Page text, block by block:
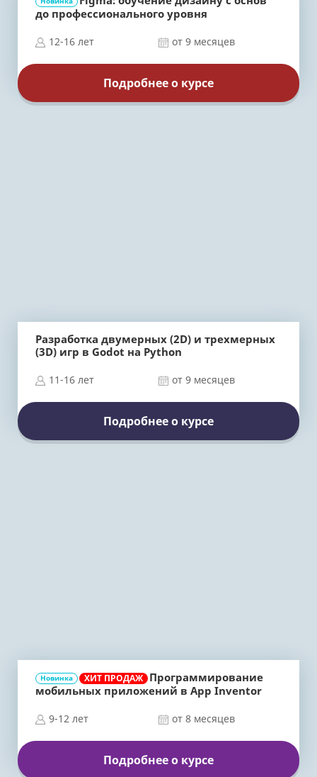
до профессионального уровня
12-16 лет от 9 месяцев
Подробнее о курсе
Разработка двумерных (2D) и трехмерных
(3D) игр в Godot на Python
11-16 лет от 9 месяцев
Подробнее о курсе
Новинка ХИТ ПРОДАЖ Программирование
мобильных приложений в App Inventor
9-12 лет от 8 месяцев
Подробнее о курсе